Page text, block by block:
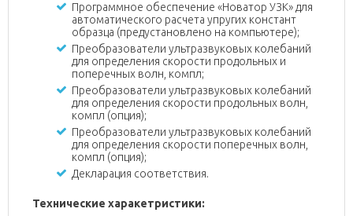
Программное обеспечение «Новатор УЗК» для
автоматического расчета упругих констант
образца (предустановлено на компьютере);
Преобразователи ультразвуковых колебаний
для определения скорости продольных и
поперечных волн, компл;
Преобразователи ультразвуковых колебаний
для определения скорости продольных волн,
компл (опция);
Преобразователи ультразвуковых колебаний
для определения скорости поперечных волн,
компл (опция);
Декларация соответствия.
Технические харакетристики: